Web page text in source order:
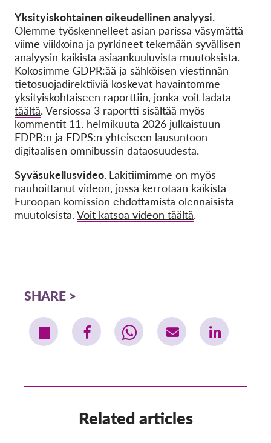
Yksityiskohtainen oikeudellinen analyysi.
Olemme työskennelleet asian parissa väsymättä
viime viikkoina ja pyrkineet tekemään syvällisen
analyysin kaikista asiaankuuluvista muutoksista.
Kokosimme GDPR:ää ja sähköisen viestinnän
tietosuojadirektiiviä koskevat havaintomme
yksityiskohtaiseen raporttiin, jonka voit ladata
täältä. Versiossa 3 raportti sisältää myös
kommentit 11. helmikuuta 2026 julkaistuun
EDPB:n ja EDPS:n yhteiseen lausuntoon
digitaalisen omnibussin dataosuudesta.
Syväsukellusvideo. Lakitiimimme on myös
nauhoittanut videon, jossa kerrotaan kaikista
Euroopan komission ehdottamista olennaisista
muutoksista. Voit katsoa videon täältä.
SHARE
Related articles